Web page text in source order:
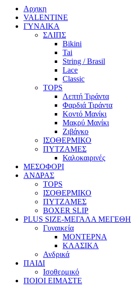
Αρχικη
VALENTINE
ΓΥΝΑΙΚΑ
ΣΛΙΠΣ
Bikini
Tai
String / Brasil
Lace
Classic
TOPS
Λεπτή Τιράντα
Φαρδιά Τιράντα
Κοντό Μανίκι
Μακρύ Μανίκι
Ζιβάγκο
ΙΣΟΘΕΡΜΙΚΟ
ΠΥΤΖΑΜΕΣ
Καλοκαιρινές
ΜΕΣΟΦΟΡΙ
ΑΝΔΡΑΣ
TOPS
ΙΣΟΘΕΡΜΙΚΟ
ΠΥΤΖΑΜΕΣ
BOXER SLIP
PLUS SIZE-ΜΕΓΑΛΑ ΜΕΓΕΘΗ
Γυναικεία
ΜΟΝΤΕΡΝΑ
ΚΛΑΣΙΚΑ
Ανδρικά
ΠΑΙΔΙ
Ισοθερμικό
ΠΟΙΟΙ ΕΙΜΑΣΤΕ